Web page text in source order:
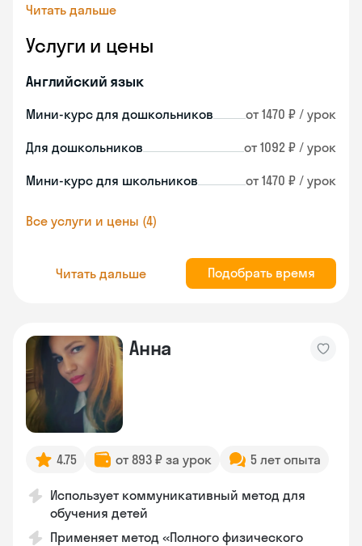
Читать дальше
Услуги и цены
Английский язык
Мини-курс для дошкольников от 1470 ₽ / урок
Для дошкольников от 1092 ₽ / урок
Мини-курс для школьников от 1470 ₽ / урок
Все услуги и цены (4)
Читать дальше Подобрать время
Анна
4.75 от 893 ₽ за урок 5 лет опыта
Использует коммуникативный метод для
обучения детей
Применяет метод «Полного физического